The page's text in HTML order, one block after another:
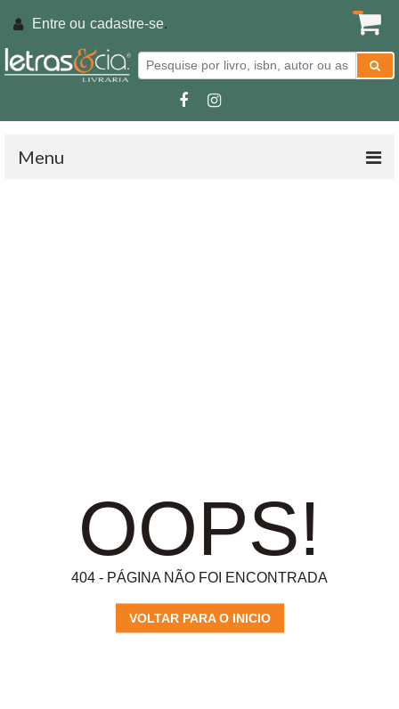
Entre ou cadastre-se.
Menu
OOPS!
404 - PÁGINA NÃO FOI ENCONTRADA
VOLTAR PARA O INICIO